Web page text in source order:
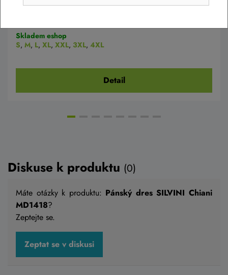
Skladem eshop
S, M, L, XL, XXL, 3XL, 4XL
Detail
Diskuse k produktu (0)
Máte otázky k produktu: Pánský dres SILVINI Chiani
MD1418?
Zeptejte se.
Zeptat se v diskusi